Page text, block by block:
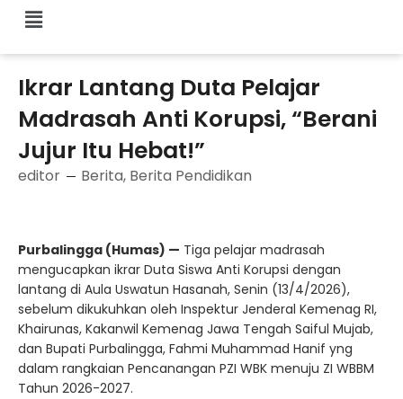
Menu
Ikrar Lantang Duta Pelajar
Madrasah Anti Korupsi, “Berani
Jujur Itu Hebat!”
editor Berita, Berita Pendidikan
Purbalingga (Humas) — Tiga pelajar madrasah
mengucapkan ikrar Duta Siswa Anti Korupsi dengan
lantang di Aula Uswatun Hasanah, Senin (13/4/2026),
sebelum dikukuhkan oleh Inspektur Jenderal Kemenag RI,
Khairunas, Kakanwil Kemenag Jawa Tengah Saiful Mujab,
dan Bupati Purbalingga, Fahmi Muhammad Hanif yng
dalam rangkaian Pencanangan PZI WBK menuju ZI WBBM
Tahun 2026-2027.